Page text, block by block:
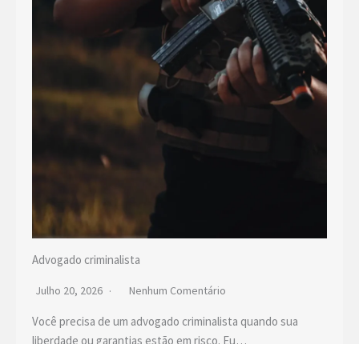
Advogado criminalista
Julho 20, 2026 Nenhum Comentário
Você precisa de um advogado criminalista quando sua
liberdade ou garantias estão em risco. Eu…